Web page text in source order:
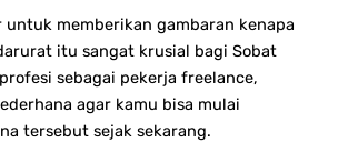
memberikan gambaran kenapa
itu sangat krusial bagi Sobat
sebagai pekerja freelance,
agar kamu bisa mulai
tersebut sejak sekarang.